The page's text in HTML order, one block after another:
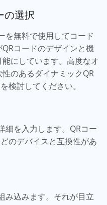
の選択
を無料で使用してコード
コードのデザインと機
にしています。高度なオ
のあるダイナミックQR
検討してください。
細を入力します。QRコー
のデバイスと互換性があ
み込みます。それが目立